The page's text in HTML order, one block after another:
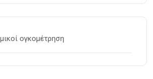
ογκομέτρηση